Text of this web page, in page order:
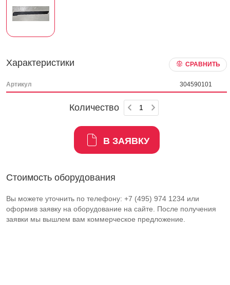
Характеристики СРАВНИТЬ
Артикул 304590101
Количество
В ЗАЯВКУ
Стоимость оборудования
Вы можете уточнить по телефону: +7 (495) 974 1234 или
оформив заявку на оборудование на сайте. После получения
заявки мы вышлем вам коммерческое предложение.